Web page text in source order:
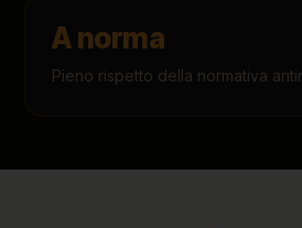
A norma
Pieno rispetto della normativa